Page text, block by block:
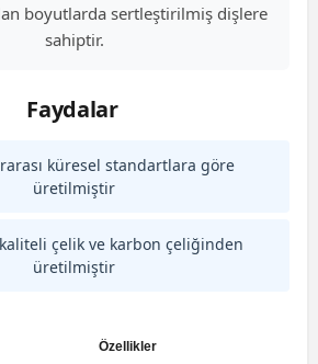
boyutlarda sertleştirilmiş dişlere
sahiptir.
Faydalar
küresel standartlara göre
üretilmiştir
çelik ve karbon çeliğinden
üretilmiştir
Özellikler